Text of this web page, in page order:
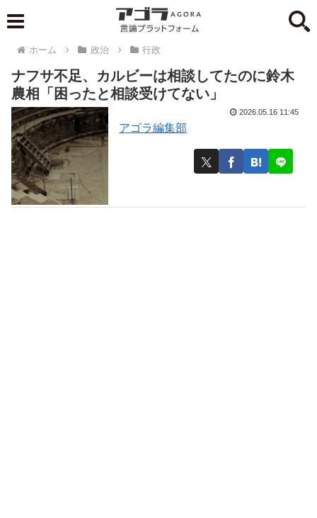
ホーム 政治 行政
ナフサ不足、カルビーは相談してたのに鈴木
農相「困ったと相談受けてない」
アゴラ編集部
2026.05.16 11:45